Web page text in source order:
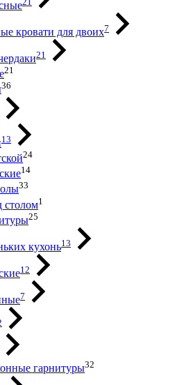
кровати для двоих7
21
21
36
13
24
14
33
столом1
25
кухонь13
12
7
гарнитуры32